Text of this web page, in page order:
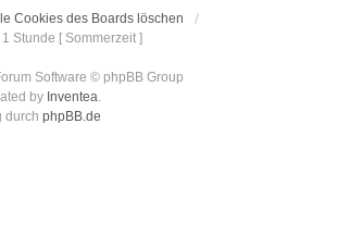
Cookies des Boards löschen
Stunde [ Sommerzeit ]
Software © phpBB Group
by Inventea.
durch phpBB.de